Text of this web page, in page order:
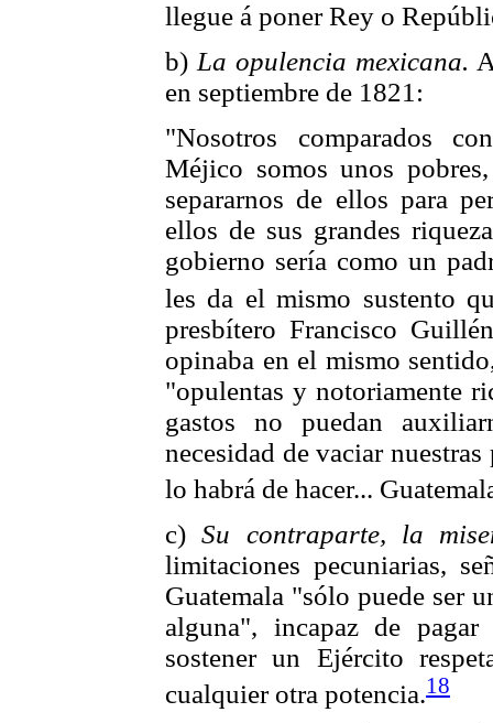
llegue á poner Rey o
b) La opulencia mexicana.
en septiembre de 1821:
"Nosotros comparados
Méjico somos unos
separarnos de ellos para
ellos de sus grandes
gobierno sería como un
les da el mismo sustento
presbítero Francisco
opinaba en el mismo
"opulentas y notoriamente
gastos no puedan
necesidad de vaciar
lo habrá de hacer...
c)Su contraparte, la
limitaciones pecuniarias,
Guatemala "sólo puede ser
alguna", incapaz de
sostener un Ejército
cualquier otra potencia.18